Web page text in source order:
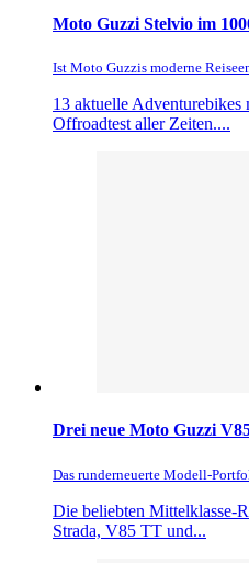
Moto Guzzi Stelvio im
Ist Moto Guzzis moderne
13 aktuelle Adventurebikes
Offroadtest aller Zeiten....
Drei neue Moto Guzzi
Das runderneuerte Modell-
Die beliebten Mittelklasse-
Strada, V85 TT und...